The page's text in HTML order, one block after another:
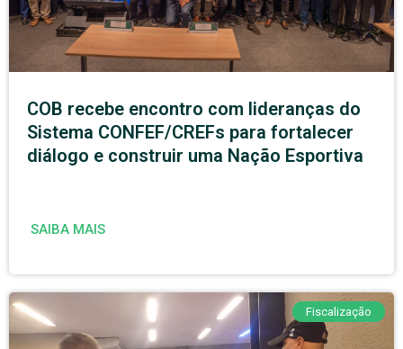
COB recebe encontro com lideranças do
Sistema CONFEF/CREFs para fortalecer
diálogo e construir uma Nação Esportiva
SAIBA MAIS
Fiscalização